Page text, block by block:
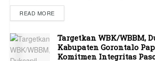
READ MORE
Targetkan WBK/WBBM,
Kabupaten Gorontalo
Komitmen Integritas